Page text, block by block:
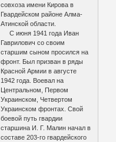
совхоза имени Кирова в
Гвардейском районе Алма-
Атинской области.
С июня 1941 года Иван
Гаврилович со своим
старшим сыном просился на
фронт. Был призван в ряды
Красной Армии в августе
1942 года. Воевал на
Центральном, Первом
Украинском, Четвертом
Украинском фронтах. Свой
боевой путь гвардии
старшина И. Г. Малин начал в
составе 203-го гвардейского